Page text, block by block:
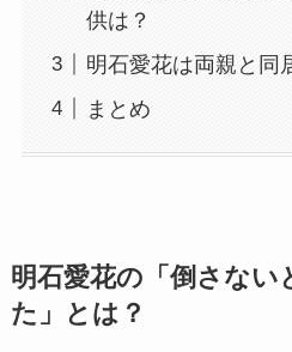
供は？
明石愛花は両親と同
まとめ
明石愛花の「倒さない
た」とは？